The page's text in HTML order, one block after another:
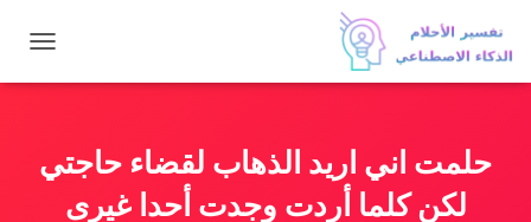
ب
احلمت اني اريد الذهاب لقضاء حاجتي
لكن كلما أردت وجدت أحدا غيرى